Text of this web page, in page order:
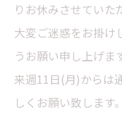
りお休みさせていた
大変ご迷惑をお掛け
うお願い申し上げま
来週11日(月)からは
しくお願い致します。